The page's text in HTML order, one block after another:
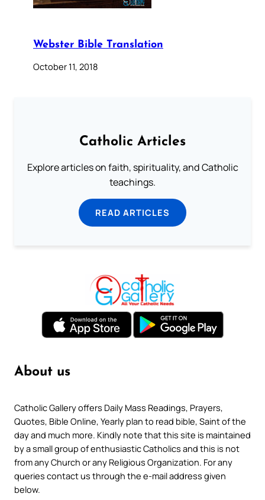
Webster Bible Translation
October 11, 2018
Catholic Articles
Explore articles on faith, spirituality, and Catholic
teachings.
READ ARTICLES
About us
Catholic Gallery offers Daily Mass Readings, Prayers,
Quotes, Bible Online, Yearly plan to read bible, Saint of the
day and much more. Kindly note that this site is maintained
by a small group of enthusiastic Catholics and this is not
from any Church or any Religious Organization. For any
queries contact us through the e-mail address given
below.